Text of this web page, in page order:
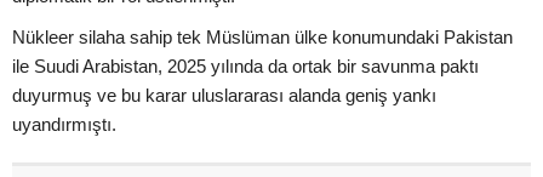
Nükleer silaha sahip tek Müslüman ülke konumundaki Pakistan
ile Suudi Arabistan, 2025 yılında da ortak bir savunma paktı
duyurmuş ve bu karar uluslararası alanda geniş yankı
uyandırmıştı.